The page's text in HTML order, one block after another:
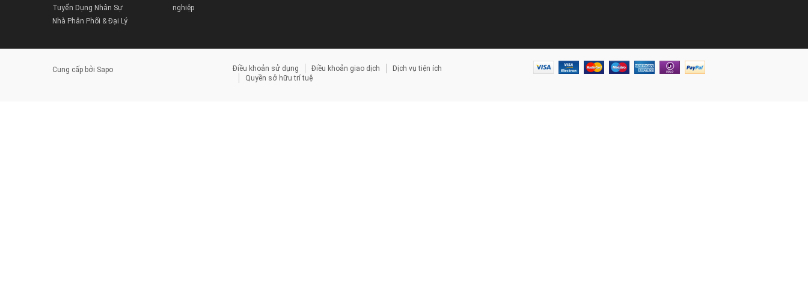
Tuyển Dụng Nhân Sự
Nhà Phân Phối & Đại Lý
nghiệp
Cung cấp bởi Sapo Điều khoản sử dụng Điều khoản giao dịch
Dịch vụ tiện ích
Quyền sở hữu trí tuệ